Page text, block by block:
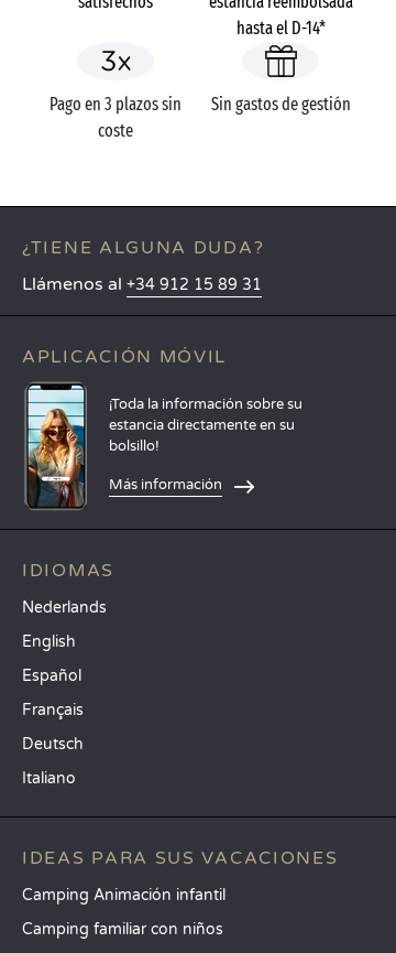
hasta el D-14*
Pago en 3 plazos sin
coste
Sin gastos de gestión
¿TIENE ALGUNA DUDA?
Llámenos al +34 912 15 89 31
APLICACIÓN MÓVIL
¡Toda la información sobre su
estancia directamente en su
bolsillo!
Más información
IDIOMAS
Nederlands
English
Español
Français
Deutsch
Italiano
IDEAS PARA SUS VACACIONES
Camping Animación infantil
Camping familiar con niños